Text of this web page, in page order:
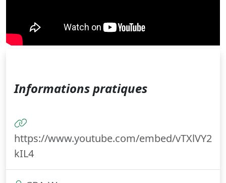
Informations pratiques
https://www.youtube.com/embed/vTXlVY2
kIL4